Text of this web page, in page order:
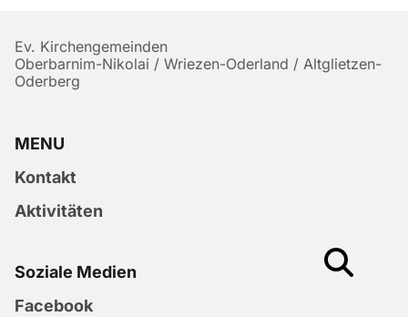
Ev. Kirchengemeinden
Oberbarnim-Nikolai / Wriezen-Oderland / Altglietzen-
Oderberg
MENU
Kontakt
Aktivitäten
Soziale Medien
Facebook